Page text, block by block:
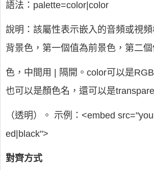
語法：palette=color|color
說明：該屬性表示嵌入的音頻或視
背景色，第一個值為前景色，第二
色，中間用 | 隔開。color可以是RGB
也可以是顏色名，還可以是
（透明）。 示例：<embed
ed|black">
對齊方式